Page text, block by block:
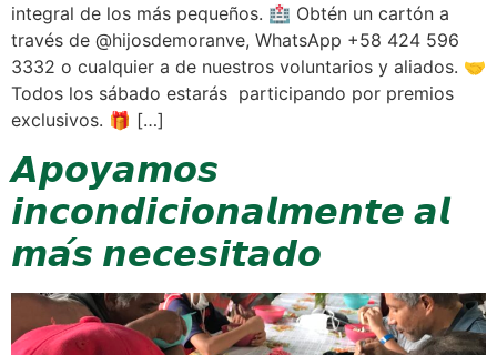
integral de los más pequeños. 🏥 Obtén un cartón a
través de @hijosdemoranve, WhatsApp +58 424 596
3332 o cualquier a de nuestros voluntarios y aliados. 🤝
Todos los sábado estarás participando por premios
exclusivos. 🎁 […]
𝘼𝙥𝙤𝙮𝙖𝙢𝙤𝙨
𝙞𝙣𝙘𝙤𝙣𝙙𝙞𝙘𝙞𝙤𝙣𝙖𝙡𝙢𝙚𝙣𝙩𝙚 𝙖𝙡
𝙢𝙖́𝙨 𝙣𝙚𝙘𝙚𝙨𝙞𝙩𝙖𝙙𝙤